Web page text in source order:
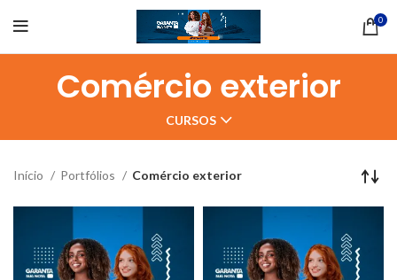
0
Comércio exterior
CURSOS
Início Portfólios Comércio exterior